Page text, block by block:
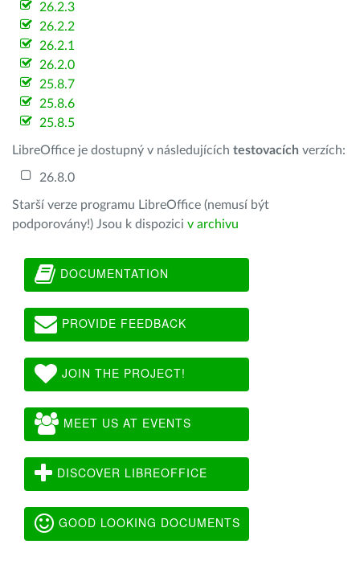
26.2.3
26.2.2
26.2.1
26.2.0
25.8.7
25.8.6
25.8.5
LibreOffice je dostupný v následujících testovacích verzích:
26.8.0
Starší verze programu LibreOffice (nemusí být
podporovány!) Jsou k dispozici v archivu
DOCUMENTATION
PROVIDE FEEDBACK
JOIN THE PROJECT!
MEET US AT EVENTS
DISCOVER LIBREOFFICE
GOOD LOOKING DOCUMENTS